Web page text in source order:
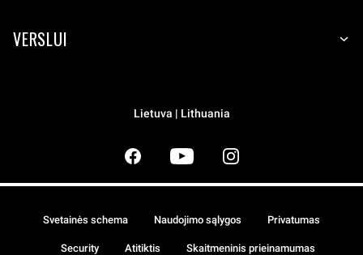
VERSLUI
Lietuva | Lithuania
Svetainės schema Naudojimo sąlygos Privatumas
Security Atitiktis Skaitmeninis prieinamumas